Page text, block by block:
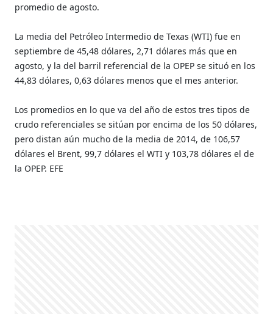
promedio de agosto.
La media del Petróleo Intermedio de Texas (WTI) fue en
septiembre de 45,48 dólares, 2,71 dólares más que en
agosto, y la del barril referencial de la OPEP se situó en los
44,83 dólares, 0,63 dólares menos que el mes anterior.
Los promedios en lo que va del año de estos tres tipos de
crudo referenciales se sitúan por encima de los 50 dólares,
pero distan aún mucho de la media de 2014, de 106,57
dólares el Brent, 99,7 dólares el WTI y 103,78 dólares el de
la OPEP. EFE